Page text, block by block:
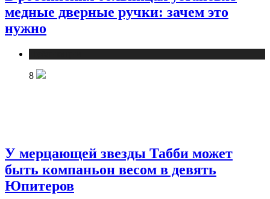
медные дверные ручки: зачем это
нужно
8
У мерцающей звезды Табби может
быть компаньон весом в девять
Юпитеров